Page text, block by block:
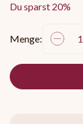
Du sparst 20%
Menge: